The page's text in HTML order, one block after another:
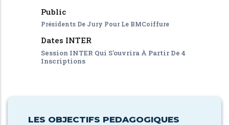
Public
Présidents De Jury Pour Le BMCoiffure
Dates INTER
Session INTER Qui S'ouvrira À Partir De 4
Inscriptions
LES OBJECTIFS PEDAGOGIQUES